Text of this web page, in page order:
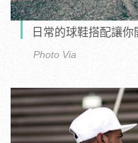
日常的球鞋搭配讓
Photo Via